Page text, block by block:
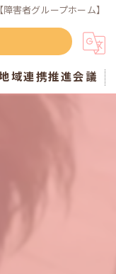
障害者グループホーム】
域連携推進会議